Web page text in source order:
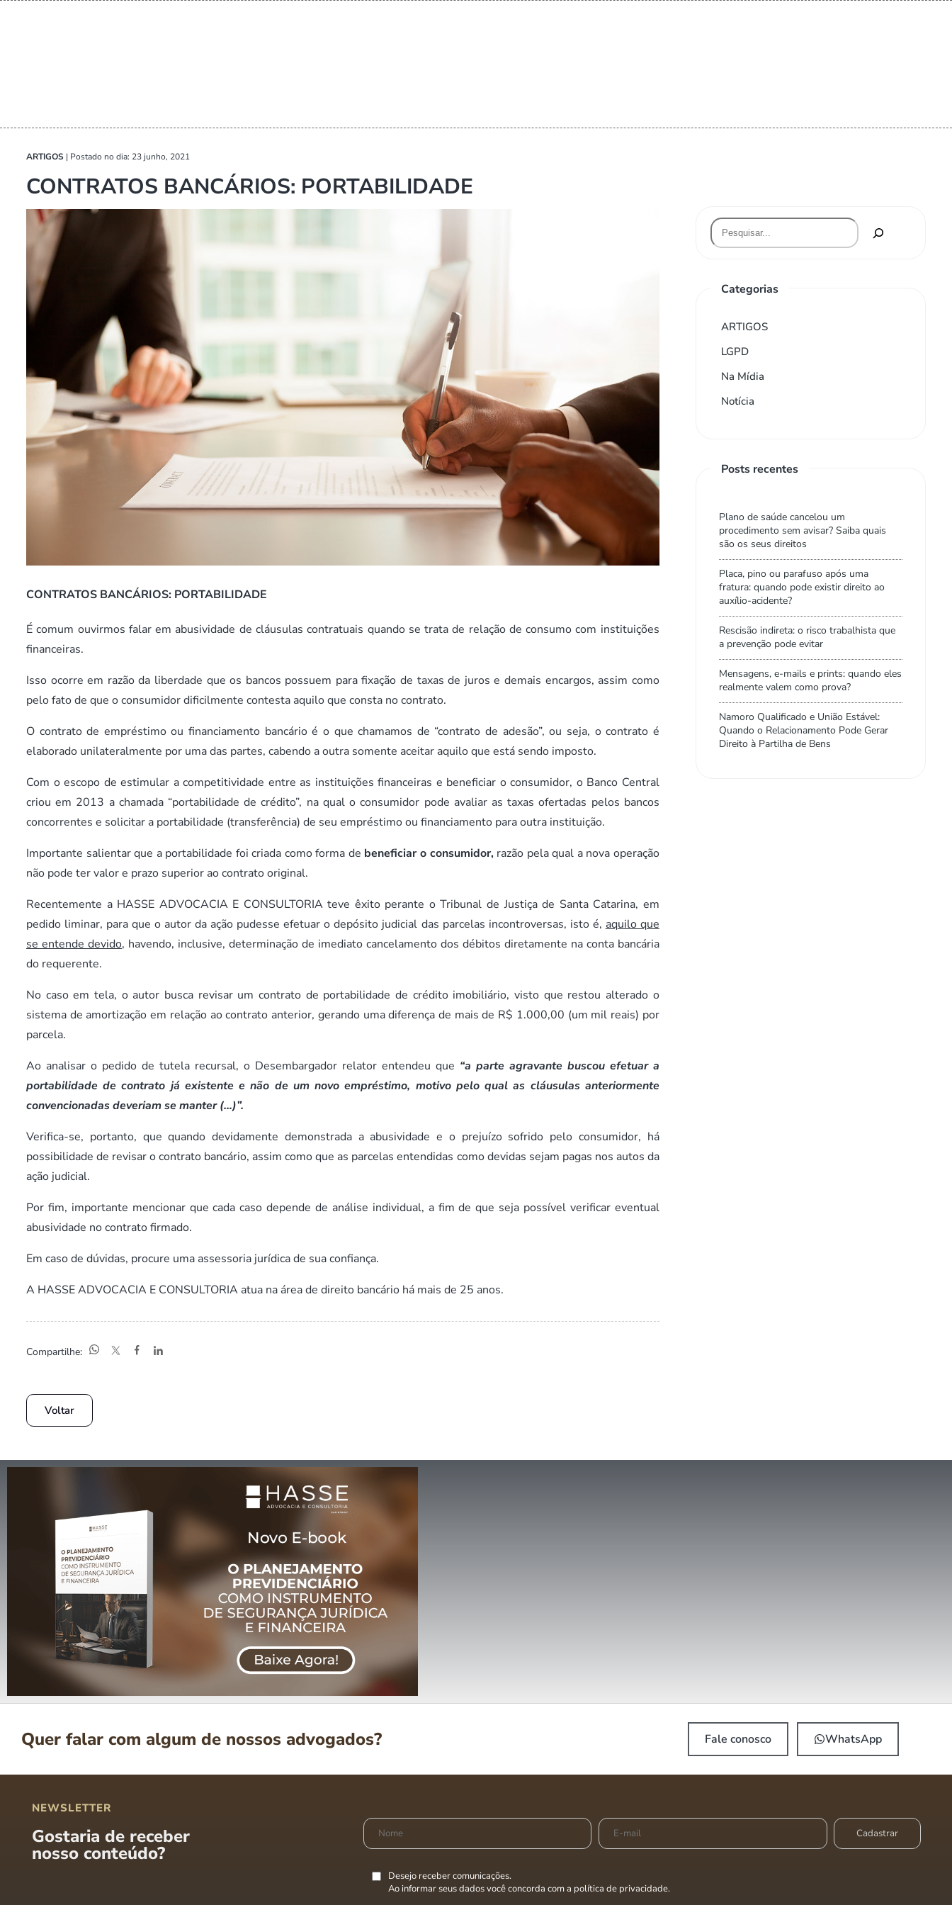
ARTIGOS | Postado no dia: 23 junho, 2021
CONTRATOS BANCÁRIOS: PORTABILIDADE
CONTRATOS BANCÁRIOS: PORTABILIDADE
É comum ouvirmos falar em abusividade de cláusulas contratuais quando se trata de relação de consumo com instituições
financeiras.
Isso ocorre em razão da liberdade que os bancos possuem para fixação de taxas de juros e demais encargos, assim como
pelo fato de que o consumidor dificilmente contesta aquilo que consta no contrato.
O contrato de empréstimo ou financiamento bancário é o que chamamos de “contrato de adesão”, ou seja, o contrato é
elaborado unilateralmente por uma das partes, cabendo a outra somente aceitar aquilo que está sendo imposto.
Com o escopo de estimular a competitividade entre as instituições financeiras e beneficiar o consumidor, o Banco Central
criou em 2013 a chamada “portabilidade de crédito”, na qual o consumidor pode avaliar as taxas ofertadas pelos bancos
concorrentes e solicitar a portabilidade (transferência) de seu empréstimo ou financiamento para outra instituição.
Importante salientar que a portabilidade foi criada como forma de beneficiar o consumidor, razão pela qual a nova operação
não pode ter valor e prazo superior ao contrato original.
Recentemente a HASSE ADVOCACIA E CONSULTORIA teve êxito perante o Tribunal de Justiça de Santa Catarina, em
pedido liminar, para que o autor da ação pudesse efetuar o depósito judicial das parcelas incontroversas, isto é,aquilo que
se entende devido, havendo, inclusive, determinação de imediato cancelamento dos débitos diretamente na conta bancária
do requerente.
No caso em tela, o autor busca revisar um contrato de portabilidade de crédito imobiliário, visto que restou alterado o
sistema de amortização em relação ao contrato anterior, gerando uma diferença de mais de R$ 1.000,00 (um mil reais) por
parcela.
Ao analisar o pedido de tutela recursal, o Desembargador relator entendeu que “a parte agravante buscou efetuar a
portabilidade de contrato já existente e não de um novo empréstimo, motivo pelo qual as cláusulas anteriormente
convencionadas deveriam se manter (…)”.
Verifica-se, portanto, que quando devidamente demonstrada a abusividade e o prejuízo sofrido pelo consumidor, há
possibilidade de revisar o contrato bancário, assim como que as parcelas entendidas como devidas sejam pagas nos autos da
ação judicial.
Por fim, importante mencionar que cada caso depende de análise individual, a fim de que seja possível verificar eventual
abusividade no contrato firmado.
Em caso de dúvidas, procure uma assessoria jurídica de sua confiança.
A HASSE ADVOCACIA E CONSULTORIA atua na área de direito bancário há mais de 25 anos.
Compartilhe:
Voltar
Categorias
ARTIGOS
LGPD
Na Mídia
Notícia
Posts recentes
Plano de saúde cancelou um
procedimento sem avisar? Saiba quais
são os seus direitos
Placa, pino ou parafuso após uma
fratura: quando pode existir direito ao
auxílio-acidente?
Rescisão indireta: o risco trabalhista que
a prevenção pode evitar
Mensagens, e-mails e prints: quando eles
realmente valem como prova?
Namoro Qualificado e União Estável:
Quando o Relacionamento Pode Gerar
Direito à Partilha de Bens
Quer falar com algum de nossos advogados? Fale conosco WhatsApp
NEWSLETTER
Gostaria de receber
nosso conteúdo?
Desejo receber comunicações.
Ao informar seus dados você concorda com a política de privacidade.